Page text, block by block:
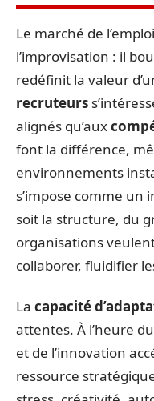
Le marché de
l’improvisation : il
redéfinit la valeur
recruteurs
alignés qu’aux
font la différence,
environnements
s’impose comme
soit la structure, du
organisations
collaborer, fluidifier
La capacité
attentes. À l’heure
et de l’innovation
ressource